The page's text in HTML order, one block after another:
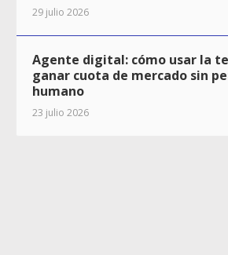
29 julio 2026
Agente digital: cómo usar la
ganar cuota de mercado sin
humano
23 julio 2026